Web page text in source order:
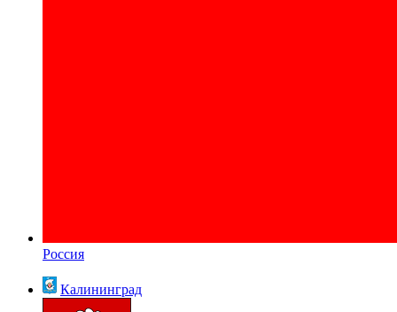
Россия
Калининград